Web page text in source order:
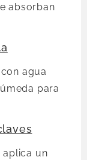
absorban
agua
para
aplica un